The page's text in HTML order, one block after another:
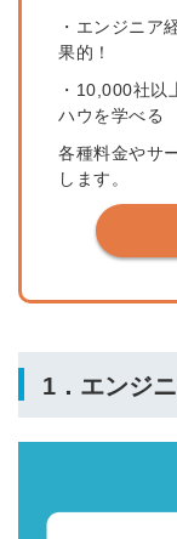
・エンジニア
果的！
・10,000社以
ハウを学べる
各種料金やサ
します。
1．エンジ